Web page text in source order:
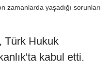
Türk Hukuk
kabul etti.